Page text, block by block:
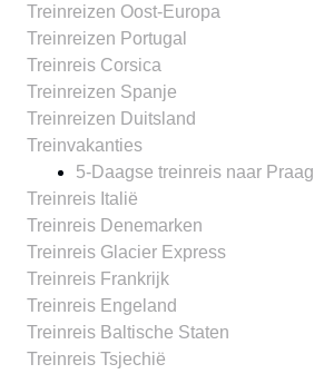
Treinreizen Oost-Europa
Treinreizen Portugal
Treinreis Corsica
Treinreizen Spanje
Treinreizen Duitsland
Treinvakanties
5-Daagse treinreis naar Praag
Treinreis Italië
Treinreis Denemarken
Treinreis Glacier Express
Treinreis Frankrijk
Treinreis Engeland
Treinreis Baltische Staten
Treinreis Tsjechië